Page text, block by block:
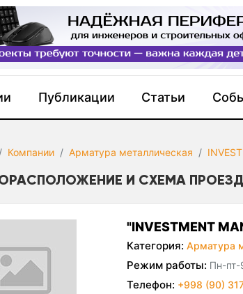
Публикации Статьи
Компании Арматура металлическая
И СХЕМА ПРОЕЗДА
"INVESTMENT
Категория: Арматура
Режим работы: Пн-пт-
Телефон: +998 (90)